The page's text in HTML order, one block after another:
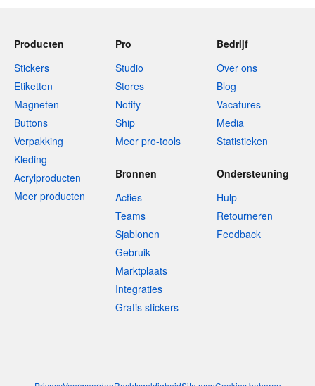
Producten
Stickers
Etiketten
Magneten
Buttons
Verpakking
Kleding
Acrylproducten
Meer producten
Pro
Studio
Stores
Notify
Ship
Meer pro-tools
Bedrijf
Over ons
Blog
Vacatures
Media
Statistieken
Bronnen
Acties
Teams
Sjablonen
Gebruik
Marktplaats
Integraties
Gratis stickers
Ondersteuning
Hulp
Retourneren
Feedback